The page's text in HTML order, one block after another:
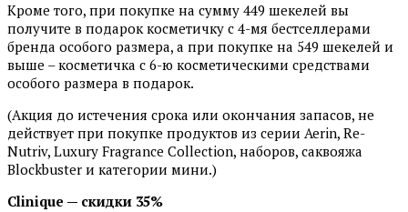
Кроме того, при покупке на сумму 449 шекелей вы
получите в подарок косметичку с 4-мя бестселлерами
бренда особого размера, а при покупке на 549 шекелей и
выше – косметичка с 6-ю косметическими средствами
особого размера в подарок.
(Акция до истечения срока или окончания запасов, не
действует при покупке продуктов из серии Aerin, Re-
Nutriv, Luxury Fragrance Collection, наборов, саквояжа
Blockbuster и категории мини.)
Clinique — скидки 35%